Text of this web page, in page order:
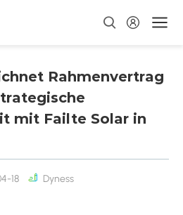
Rahmenvertrag
mit Failte Solar in
18 Dyness